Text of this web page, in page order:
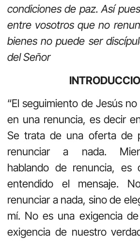
condiciones de paz. Así
entre vosotros que no
bienes no puede ser
del Señor
“El seguimiento de Jesús
en una renuncia, es decir
Se trata de una oferta de
renunciar a nada.
hablando de renuncia, es
entendido el mensaje.
renunciar a nada, sino de
mí. No es una exigencia
exigencia de nuestro